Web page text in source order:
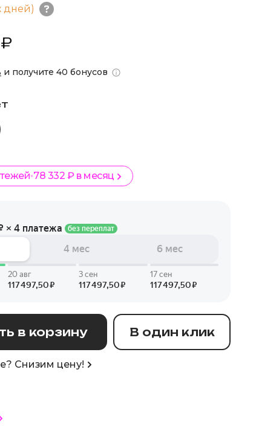
дней)
и получите 40 бонусов
78 332 ₽ в месяц
в корзину В один клик
Снизим цену!